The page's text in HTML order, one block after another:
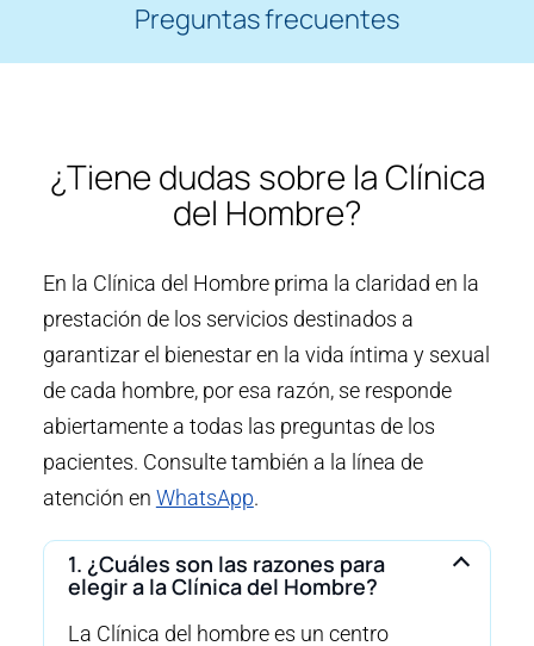
Preguntas frecuentes
¿Tiene dudas sobre la Clínica
del Hombre?
En la Clínica del Hombre prima la claridad en la
prestación de los servicios destinados a
garantizar el bienestar en la vida íntima y sexual
de cada hombre, por esa razón, se responde
abiertamente a todas las preguntas de los
pacientes. Consulte también a la línea de
atención en WhatsApp.
1. ¿Cuáles son las razones para
elegir a la Clínica del Hombre?
La Clínica del hombre es un centro